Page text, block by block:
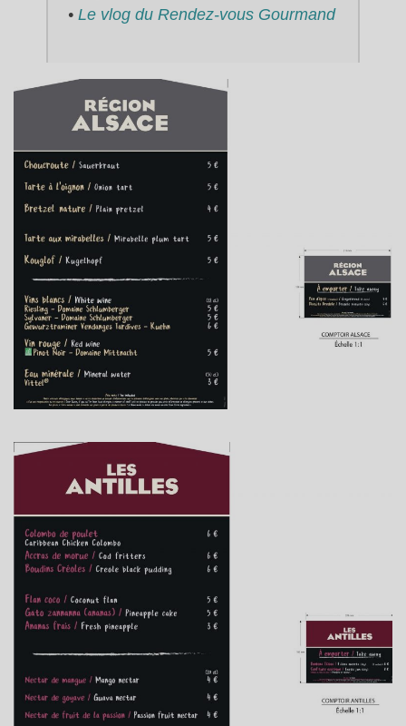
• Le vlog du Rendez-vous Gourmand